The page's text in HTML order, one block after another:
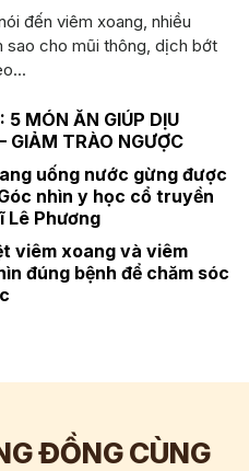
đến viêm xoang, nhiều
sao cho mũi thông, dịch bớt
5 MÓN ĂN GIÚP DỊU
GIẢM TRÀO NGƯỢC
uống nước gừng được
nhìn y học cổ truyền
Lê Phương
viêm xoang và viêm
đúng bệnh để chăm sóc
ĐỒNG CÙNG